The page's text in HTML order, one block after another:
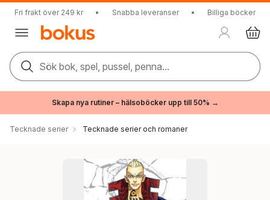
Fri frakt över 249 kr • Snabba leveranser • Billiga böcker
Sök bok, spel, pussel, penna...
Skapa nya rutiner – hälsoböcker upp till 50% →
Tecknade serier Tecknade serier och romaner